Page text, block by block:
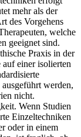
mehr als der
des Vorgehens
welche
geeignet sind.
Praxis in der
einer isolierten
werden,
nicht.
Wenn Studien
Einzeltechniken
oder in einem